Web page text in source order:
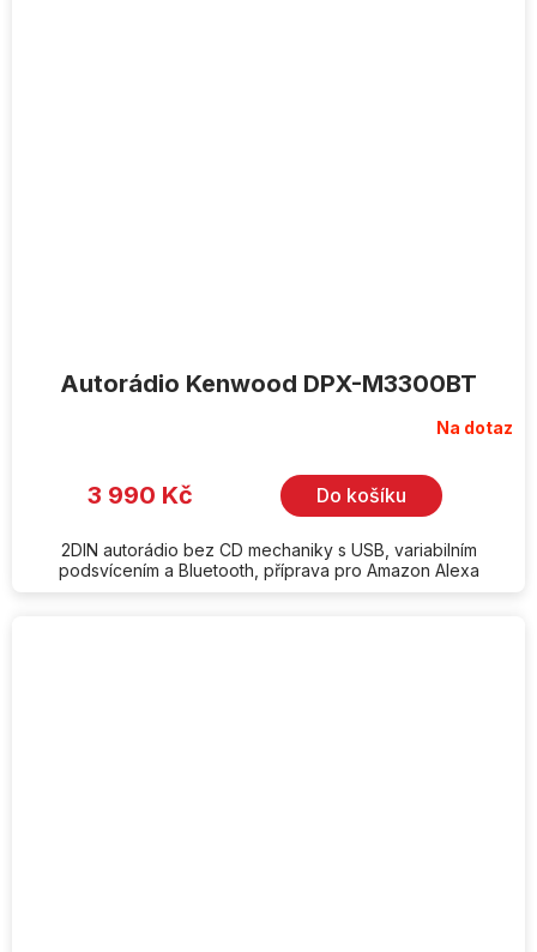
Autorádio Kenwood DPX-M3300BT
Na dotaz
3 990 Kč Do košíku
2DIN autorádio bez CD mechaniky s USB, variabilním
podsvícením a Bluetooth, příprava pro Amazon Alexa